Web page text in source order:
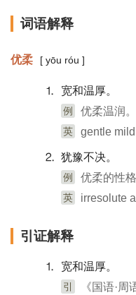
词语解释
优柔 [ yōu róu ]
⒈ 宽和温厚。
例 优柔温润。
英 gentle
⒉ 犹豫不决。
例 优柔的性格
英 irresolute
引证解释
⒈ 宽和温厚。
引
《国语·